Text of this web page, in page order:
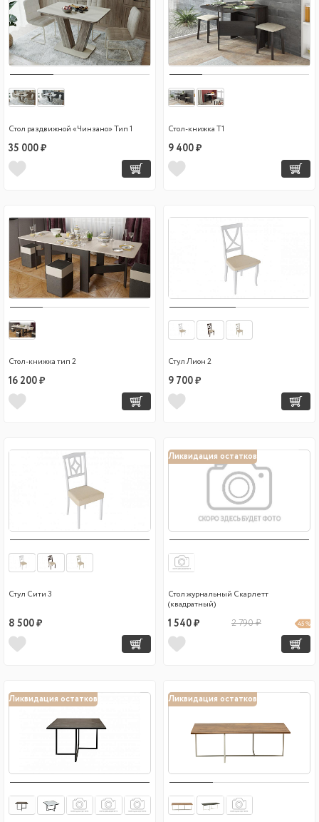
Стол раздвижной «Чинзано» Тип 1
35 000 ₽
Стол-книжка Т1
9 400 ₽
Стол-книжка тип 2
16 200 ₽
Стул Лион 2
9 700 ₽
Стул Сити 3
8 500 ₽
Ликвидация остатков
Стол журнальный Скарлетт
(квадратный)
1 540 ₽ 2 790 ₽ 45 %
Ликвидация остатков Ликвидация остатков